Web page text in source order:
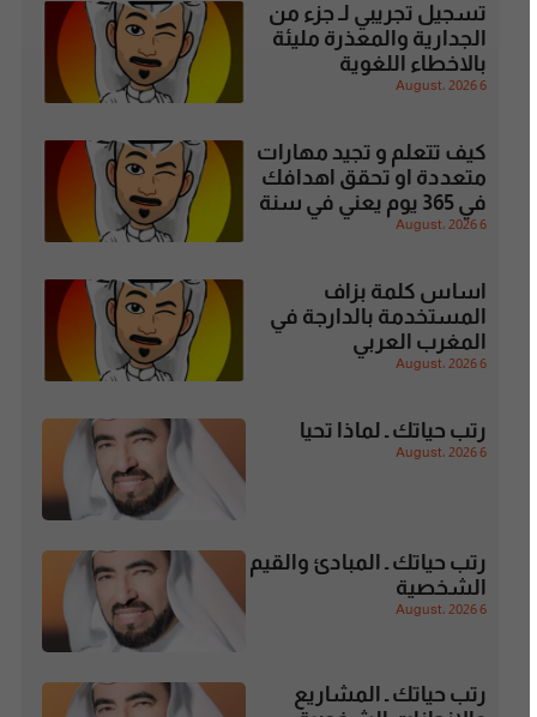
تسجيل تجريبي لـ جزء من
الجدارية والمعذرة مليئة
بالاخطاء اللغوية
6 August، 2026
كيف تتعلم و تجيد مهارات
متعددة او تحقق اهدافك
في 365 يوم يعني في سنة
6 August، 2026
اساس كلمة بزاف
المستخدمة بالدارجة في
المغرب العربي
6 August، 2026
رتب حياتك ـ لماذا تحيا
6 August، 2026
رتب حياتك ـ المبادئ والقيم
الشخصية
6 August، 2026
رتب حياتك ـ المشاريع